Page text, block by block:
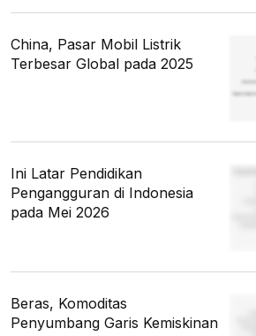
China, Pasar Mobil Listrik
Terbesar Global pada 2025
Ini Latar Pendidikan
Pengangguran di Indonesia
pada Mei 2026
Beras, Komoditas
Penyumbang Garis Kemiskinan